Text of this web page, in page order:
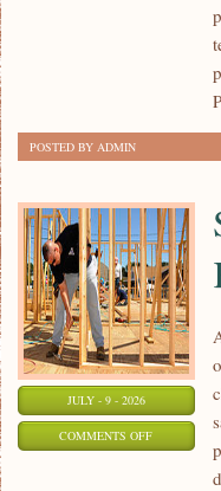
POSTED BY ADMIN
JULY - 9 - 2026
COMMENTS OFFON
SAMOCHODY